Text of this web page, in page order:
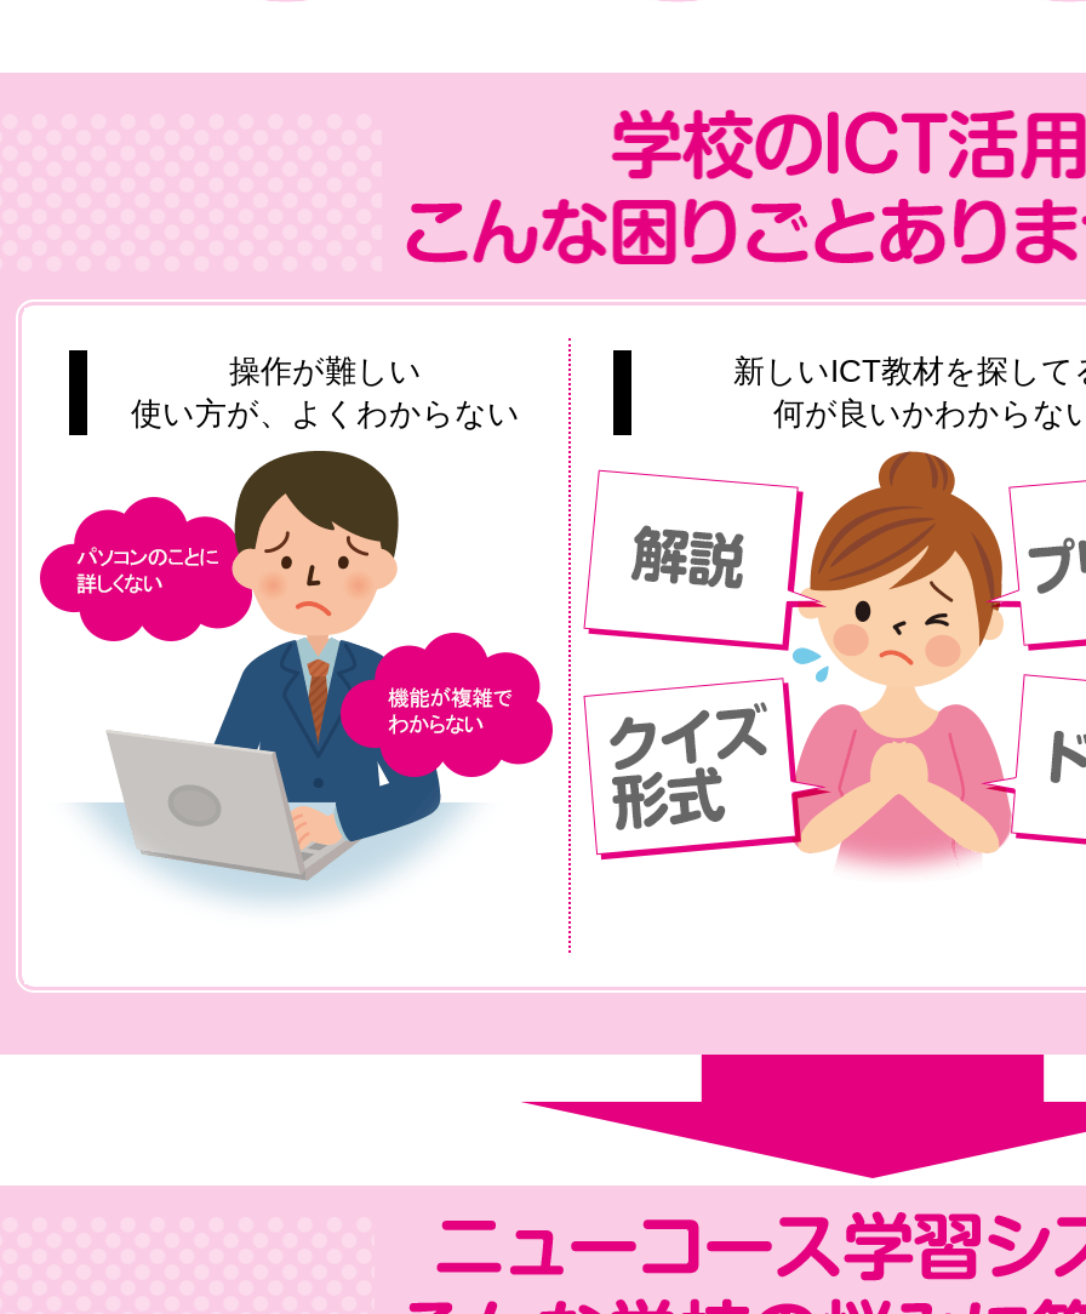
操作が難しい
使い方が、よくわからない
新しいICT教材を探して
何が良いかわからな